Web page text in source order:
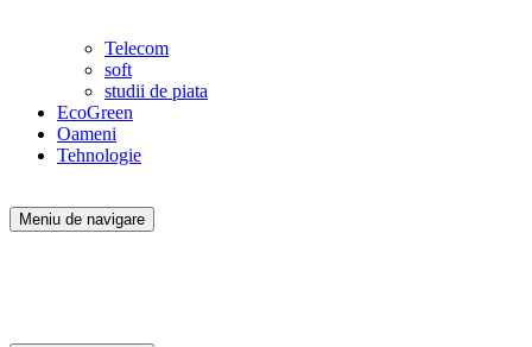
Telecom
soft
studii de piata
EcoGreen
Oameni
Tehnologie
Meniu de navigare